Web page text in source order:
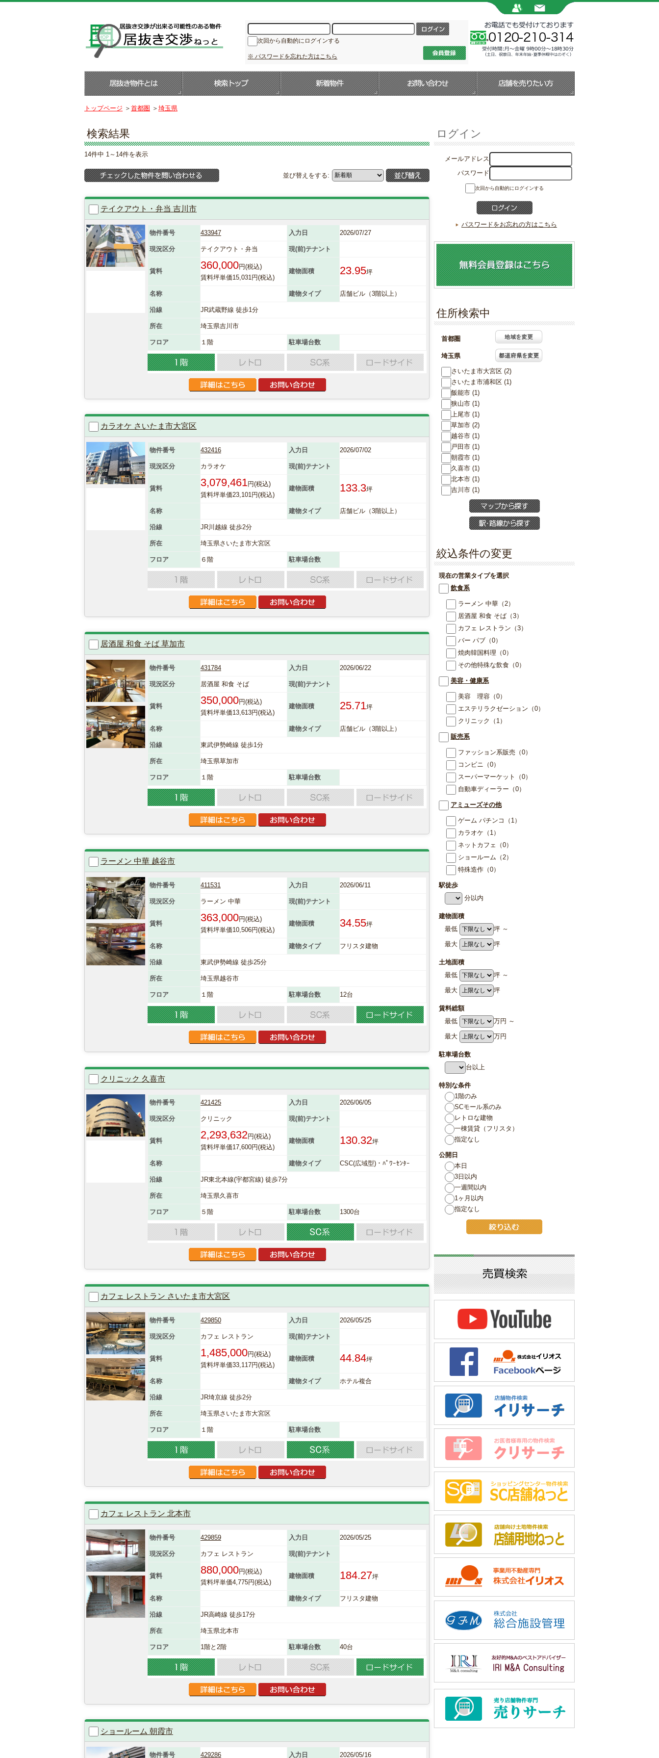
次回から自動的にログインする
※ パスワードを忘れた方はこちら
トップページ ＞ 首都圏 ＞ 埼玉県
検索結果
14件中 1～14件を表示
並び替えをする:
テイクアウト・弁当 吉川市
物件番号 433947 入力日 2026/07/27
現況区分 テイクアウト・弁当 現(前)テナント
賃料 360,000円(税込)
賃料坪単価15,031円(税込)
建物面積 23.95坪
名称 建物タイプ 店舗ビル（3階以上）
沿線 JR武蔵野線 徒歩1分
所在 埼玉県吉川市
フロア １階 駐車場台数
カラオケ さいたま市大宮区
物件番号 432416 入力日 2026/07/02
現況区分 カラオケ 現(前)テナント
賃料 3,079,461円(税込)
賃料坪単価23,101円(税込)
建物面積 133.3坪
名称 建物タイプ 店舗ビル（3階以上）
沿線 JR川越線 徒歩2分
所在 埼玉県さいたま市大宮区
フロア ６階 駐車場台数
居酒屋 和食 そば 草加市
物件番号 431784 入力日 2026/06/22
現況区分 居酒屋 和食 そば 現(前)テナント
賃料 350,000円(税込)
賃料坪単価13,613円(税込)
建物面積 25.71坪
名称 建物タイプ 店舗ビル（3階以上）
沿線 東武伊勢崎線 徒歩1分
所在 埼玉県草加市
フロア １階 駐車場台数
ラーメン 中華 越谷市
物件番号 411531 入力日 2026/06/11
現況区分 ラーメン 中華 現(前)テナント
賃料 363,000円(税込)
賃料坪単価10,506円(税込)
建物面積 34.55坪
名称 建物タイプ フリスタ建物
沿線 東武伊勢崎線 徒歩25分
所在 埼玉県越谷市
フロア １階 駐車場台数 12台
クリニック 久喜市
物件番号 421425 入力日 2026/06/05
現況区分 クリニック 現(前)テナント
賃料 2,293,632円(税込)
賃料坪単価17,600円(税込)
建物面積 130.32坪
名称 建物タイプ CSC(広域型)・ﾊﾟﾜｰｾﾝﾀｰ
沿線 JR東北本線(宇都宮線) 徒歩7分
所在 埼玉県久喜市
フロア ５階 駐車場台数 1300台
カフェ レストラン さいたま市大宮区
物件番号 429850 入力日 2026/05/25
現況区分 カフェ レストラン 現(前)テナント
賃料 1,485,000円(税込)
賃料坪単価33,117円(税込)
建物面積 44.84坪
名称 建物タイプ ホテル複合
沿線 JR埼京線 徒歩2分
所在 埼玉県さいたま市大宮区
フロア １階 駐車場台数
カフェ レストラン 北本市
物件番号 429859 入力日 2026/05/25
現況区分 カフェ レストラン 現(前)テナント
賃料 880,000円(税込)
賃料坪単価4,775円(税込)
建物面積 184.27坪
名称 建物タイプ フリスタ建物
沿線 JR高崎線 徒歩17分
所在 埼玉県北本市
フロア 1階と2階 駐車場台数 40台
ショールーム 朝霞市
物件番号 429286 入力日 2026/05/16
ログイン
メールアドレス
パスワード
次回から自動的にログインする
パスワードをお忘れの方はこちら
住所検索中
首都圏
埼玉県
さいたま市大宮区 (2)
さいたま市浦和区 (1)
飯能市 (1)
狭山市 (1)
上尾市 (1)
草加市 (2)
越谷市 (1)
戸田市 (1)
朝霞市 (1)
久喜市 (1)
北本市 (1)
吉川市 (1)
絞込条件の変更
現在の営業タイプを選択
飲食系
ラーメン 中華 （2）
居酒屋 和食 そば （3）
カフェ レストラン （3）
バー パブ （0）
焼肉韓国料理 （0）
その他特殊な飲食 （0）
美容・健康系
美容 理容 （0）
エステリラクゼーション （0）
クリニック
（1）
販売系
ファッション系販売 （0）
コンビニ （0）
スーパーマーケット
（0）
自動車ディーラー （0）
アミューズその他
ゲーム パチンコ
（1）
カラオケ （1）
ネットカフェ （0）
ショールーム （2）
特殊造作 （0）
駅徒歩
分以内
建物面積
最低
坪 ～
最大 坪
土地面積
最低
坪 ～
最大 坪
賃料総額
最低
万円 ～
最大 万円
駐車場台数
台以上
特別な条件
1階のみ
SCモール系のみ
レトロな建物
一棟賃貸（フリスタ）
指定なし
公開日
本日
3日以内
一週間以内
1ヶ月以内
指定なし